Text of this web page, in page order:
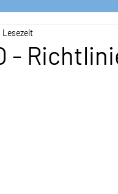
-
Lesezeit